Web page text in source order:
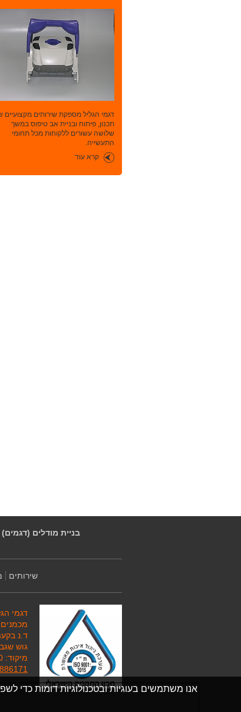
דגמי הגליל מספקת שירותים מקצועיים
תכנון, פיתוח ובניית אב טיפוס במשך
שלושה עשורים ללקוחות מכל תחומי
התעשייה.
קרא עוד
בניית מודלים
שירותים
דגמי
מכמנים
ד.נ
גוש שגב
מיקוד: 201600
אנו משתמשים בעוגיות ובטכנולוגיות דומות